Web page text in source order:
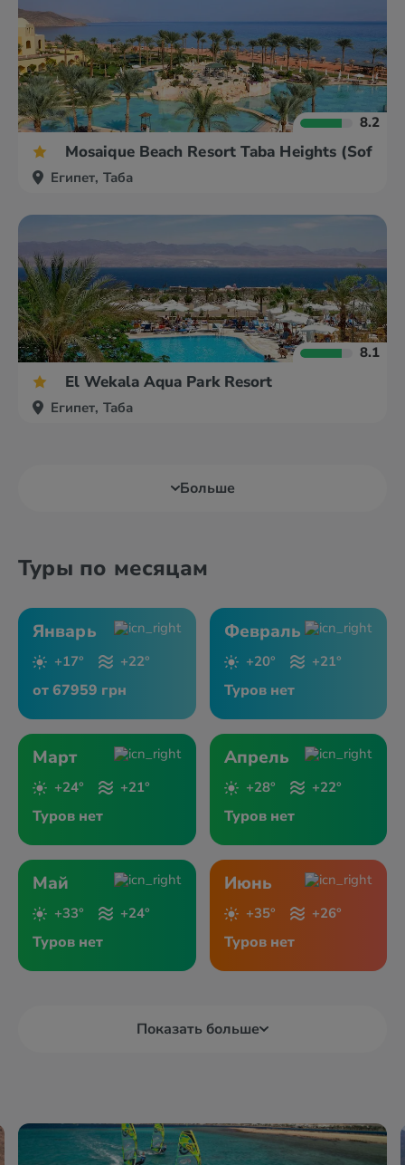
8.2
Mosaique Beach Resort Taba Heights (Sofitel)
Египет, Таба
8.1
El Wekala Aqua Park Resort
Египет, Таба
Больше
Туры по месяцам
Январь
+17° +22°
от 67959 грн
Февраль
+20° +21°
Туров нет
Март
+24° +21°
Туров нет
Апрель
+28° +22°
Туров нет
Май
+33° +24°
Туров нет
Июнь
+35° +26°
Туров нет
Показать больше